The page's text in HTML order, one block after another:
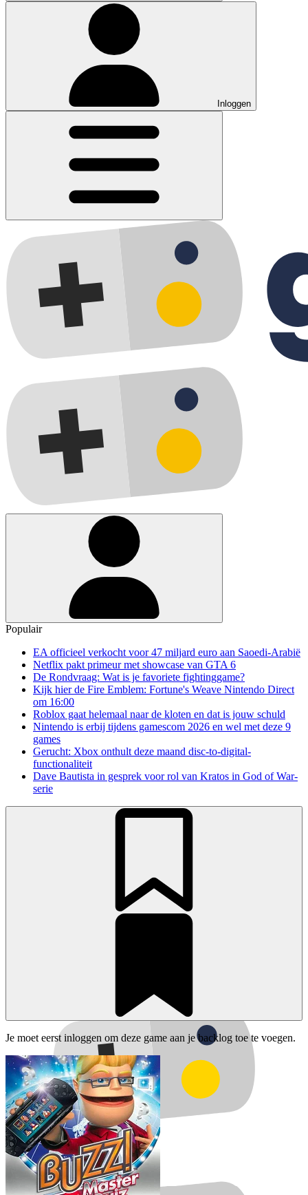
Inloggen
Populair
EA officieel verkocht voor 47 miljard euro aan Saoedi-Arabië
Netflix pakt primeur met showcase van GTA 6
De Rondvraag: Wat is je favoriete fightinggame?
Kijk hier de Fire Emblem: Fortune's Weave Nintendo Direct
om 16:00
Roblox gaat helemaal naar de kloten en dat is jouw schuld
Nintendo is erbij tijdens gamescom 2026 en wel met deze 9
games
Gerucht: Xbox onthult deze maand disc-to-digital-
functionaliteit
Dave Bautista in gesprek voor rol van Kratos in God of War-
serie
Je moet eerst inloggen om deze game aan je backlog toe te voegen.